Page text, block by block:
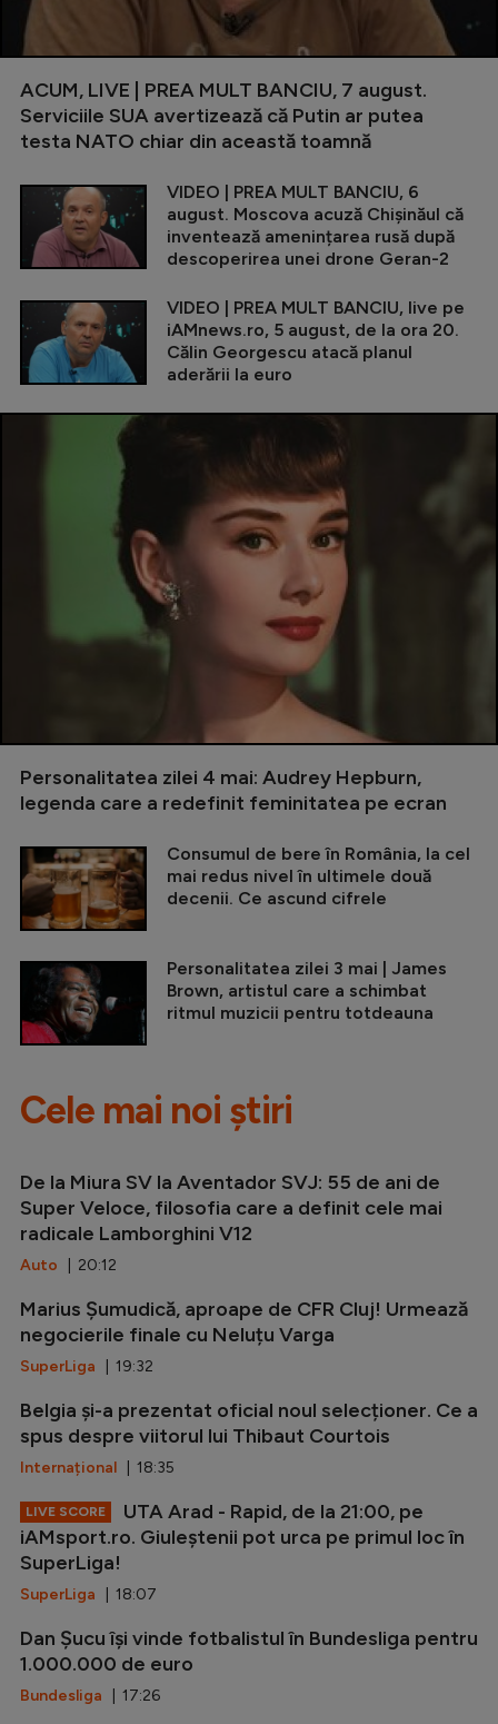
ACUM, LIVE | PREA MULT BANCIU, 7 august.
Serviciile SUA avertizează că Putin ar putea
testa NATO chiar din această toamnă
VIDEO | PREA MULT BANCIU, 6
august. Moscova acuză Chișinăul că
inventează amenințarea rusă după
descoperirea unei drone Geran-2
VIDEO | PREA MULT BANCIU, live pe
iAMnews.ro, 5 august, de la ora 20.
Călin Georgescu atacă planul
aderării la euro
Personalitatea zilei 4 mai: Audrey Hepburn,
legenda care a redefinit feminitatea pe ecran
Consumul de bere în România, la cel
mai redus nivel în ultimele două
decenii. Ce ascund cifrele
Personalitatea zilei 3 mai | James
Brown, artistul care a schimbat
ritmul muzicii pentru totdeauna
Cele mai noi știri
De la Miura SV la Aventador SVJ: 55 de ani de
Super Veloce, filosofia care a definit cele mai
radicale Lamborghini V12
Auto | 20:12
Marius Șumudică, aproape de CFR Cluj! Urmează
negocierile finale cu Neluțu Varga
SuperLiga | 19:32
Belgia și-a prezentat oficial noul selecționer. Ce a
spus despre viitorul lui Thibaut Courtois
Internațional | 18:35
LIVE SCORE
UTA Arad - Rapid, de la 21:00, pe
iAMsport.ro. Giuleștenii pot urca pe primul loc în
SuperLiga!
SuperLiga | 18:07
Dan Șucu își vinde fotbalistul în Bundesliga pentru
1.000.000 de euro
Bundesliga | 17:26